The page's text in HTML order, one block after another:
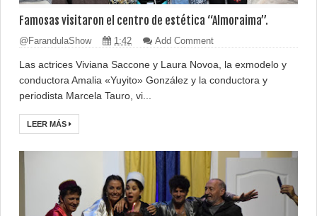
Famosas visitaron el centro de estética “Almoraima”.
@FarandulaShow 1:42 Add Comment
Las actrices Viviana Saccone y Laura Novoa, la exmodelo y
conductora Amalia «Yuyito» González y la conductora y
periodista Marcela Tauro, vi...
LEER MÁS